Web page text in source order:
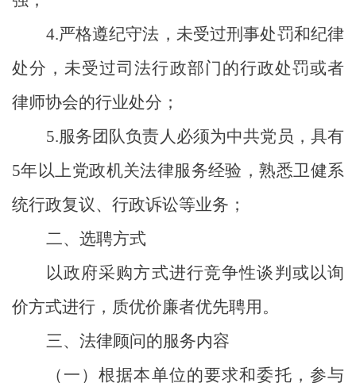
4.严格遵纪守法，未受过刑事处罚和纪律
处分，未受过司法行政部门的行政处罚或者
律师协会的行业处分；
5.服务团队负责人必须为中共党员，具有
5年以上党政机关法律服务经验，熟悉卫健系
统行政复议、行政诉讼等业务；
二、选聘方式
以政府采购方式进行竞争性谈判 或以询
价方式进行，质优价廉者优先聘用。
三、法律顾问的服务内容
（一）根据本单位的要求和委托，参与